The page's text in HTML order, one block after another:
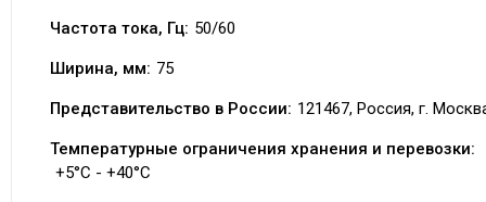
Частота тока, Гц: 50/60
Ширина, мм: 75
Представительство в России: 121467, Россия, г.
Температурные ограничения хранения и перевозки:
+5°C - +40°C